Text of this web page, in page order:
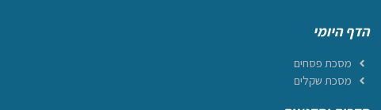
הדף היומי
מסכת פסחים
מסכת שקלים